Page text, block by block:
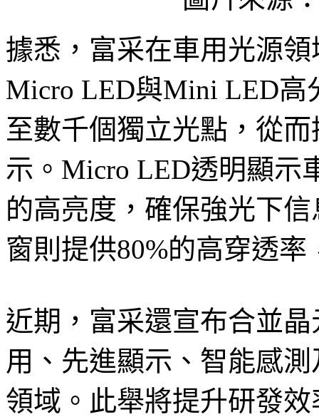
據悉，富采在車用光源
Micro LED與Mini LED高
至數千個獨立光點，從
示。Micro LED透明顯示
的高亮度，確保強光下
窗則提供80%的高穿透
近期，富采還宣布合並
用、先進顯示、智能感
領域。此舉將提升研發